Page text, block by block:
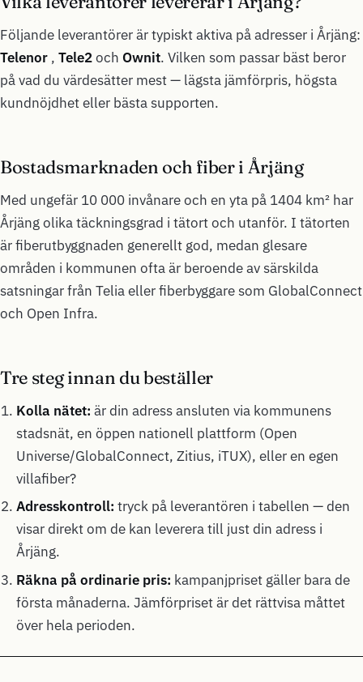
Följande leverantörer är typiskt aktiva på adresser i Årjäng:
Telenor , Tele2och Ownit. Vilken som passar bäst beror
på vad du värdesätter mest — lägsta jämförpris, högsta
kundnöjdhet eller bästa supporten.
Bostadsmarknaden och fiber i Årjäng
Med ungefär 10 000 invånare och en yta på 1404 km² har
Årjäng olika täckningsgrad i tätort och utanför. I tätorten
är fiberutbyggnaden generellt god, medan glesare
områden i kommunen ofta är beroende av särskilda
satsningar från Telia eller fiberbyggare som GlobalConnect
och Open Infra.
Tre steg innan du beställer
Kolla nätet: är din adress ansluten via kommunens
stadsnät, en öppen nationell plattform (Open
Universe/GlobalConnect, Zitius, iTUX), eller en egen
villafiber?
Adresskontroll: tryck på leverantören i tabellen — den
visar direkt om de kan leverera till just din adress i
Årjäng.
Räkna på ordinarie pris: kampanjpriset gäller bara de
första månaderna. Jämförpriset är det rättvisa måttet
över hela perioden.